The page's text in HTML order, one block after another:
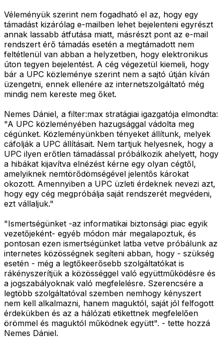
Véleményük szerint nem fogadható el az, hogy egy
támadást kizárólag e-mailben lehet bejelenteni egyrészt
annak lassabb átfutása miatt, másrészt pont az e-mail
rendszert érő támadás esetén a megtámadott nem
feltétlenül van abban a helyzetben, hogy elektronikus
úton tegyen bejelentést. A cég végezetül kiemeli, hogy
bár a UPC közleménye szerint nem a sajtó útján kíván
üzengetni, ennek ellenére az internetszolgáltató még
mindig nem kereste meg őket.
Nemes Dániel, a filter:max stratágiai igazgatója elmondta:
"A UPC közleményében hazugsággal vádolta meg
cégünket. Közleményünkben tényeket állítunk, melyek
cáfolják a UPC állításait. Nem tartjuk helyesnek, hogy a
UPC ilyen erőtlen támadással próbálkozik ahelyett, hogy
a hibákat kijavítva elnézést kérne egy olyan cégtől,
amelyiknek nemtörődömségével jelentős károkat
okozott. Amennyiben a UPC üzleti érdeknek nevezi azt,
hogy egy cég megpróbálja saját rendszerét megvédeni,
ezt vállaljuk."
"Ismertségünket -az informatikai biztonsági piac egyik
vezetőjeként- egyéb módon már megalapoztuk, és
pontosan ezen ismertségünket latba vetve próbálunk az
internetes közösségnek segíteni abban, hogy - szükség
esetén - még a legtőkeerősebb szolgáltatókat is
rákényszerítjük a közösséggel való együttműködésre és
a jogszabályoknak való megfelelésre. Szerencsére a
legtöbb szolgáltatóval szemben nemhogy kényszert
nem kell alkalmazni, hanem maguktól, saját jól felfogott
érdekükben és az a hálózati etikettnek megfelelően
örömmel és maguktól működnek együtt". - tette hozzá
Nemes Dániel.